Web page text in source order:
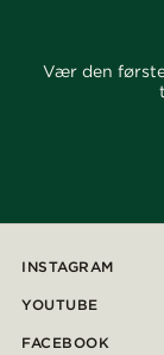
Vær den
INSTAGRAM
YOUTUBE
FACEBOOK